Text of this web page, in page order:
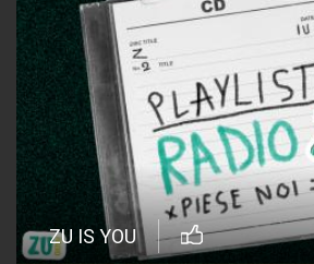
ZU IS YOU